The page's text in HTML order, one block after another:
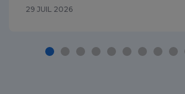
29 JUIL 2026